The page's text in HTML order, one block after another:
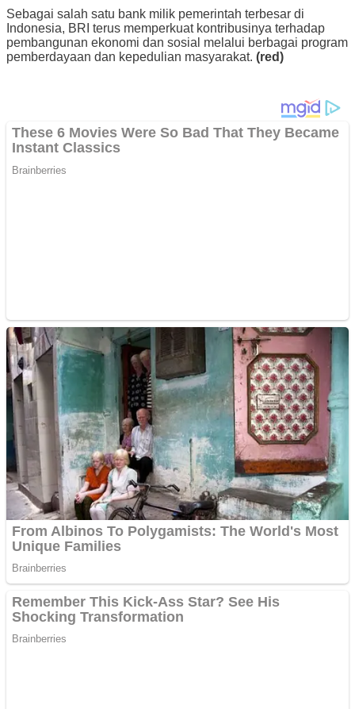
Sebagai salah satu bank milik pemerintah terbesar di
Indonesia, BRI terus memperkuat kontribusinya terhadap
pembangunan ekonomi dan sosial melalui berbagai program
pemberdayaan dan kepedulian masyarakat. (red)